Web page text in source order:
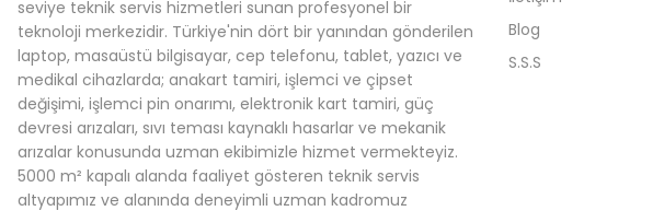
seviye teknik servis hizmetleri sunan profesyonel bir
teknoloji merkezidir. Türkiye'nin dört bir yanından gönderilen
laptop, masaüstü bilgisayar, cep telefonu, tablet, yazıcı ve
medikal cihazlarda; anakart tamiri, işlemci ve çipset
değişimi, işlemci pin onarımı, elektronik kart tamiri, güç
devresi arızaları, sıvı teması kaynaklı hasarlar ve mekanik
arızalar konusunda uzman ekibimizle hizmet vermekteyiz.
5000 m² kapalı alanda faaliyet gösteren teknik servis
altyapımız ve alanında deneyimli uzman kadromuz
Blog
S.S.S